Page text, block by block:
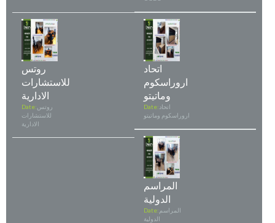
روتس
للاستشارات
الادارية
Date:روتس
للاستشارات
الادارية
اتحاد
اروراسكوم
وماتيتو
Date: اتحاد
اروراسكوم وماتيتو
المراسم
الدولية
Date: المراسم
الدولية